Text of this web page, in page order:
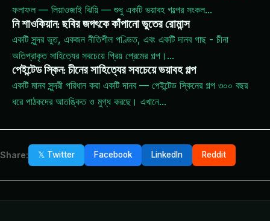
ফলাফল — লিয়াওজাই ঝিয়ি — শুধু একটি ভয়াবহ গল্পের সংকল...
নি শাওকিয়ান: ছবির জগৎকে কাঁপানো ভুতের রোমান্স
একটি সুন্দর ভুত, একজন নীতিশীল পণ্ডিত, এবং একটি দানব গাছ - চীনা
অতিপ্রাকৃত সাহিত্যের সবচেয়ে প্রিয় প্রেমের গল্প। ...
পেইন্টেড স্কিন: চীনের সাহিত্যের সবচেয়ে ভয়াবহ গল্প
একটি মানব সুন্দরী পরিধান করা একটি দানব — পেইন্টেড স্কিনের গল্প ৩০০ বছর
ধরে পাঠকদের আতঙ্কিত ও মুগ্ধ করছে। এখানে...
Share: 𝕏 Twitter Facebook LinkedIn Reddit